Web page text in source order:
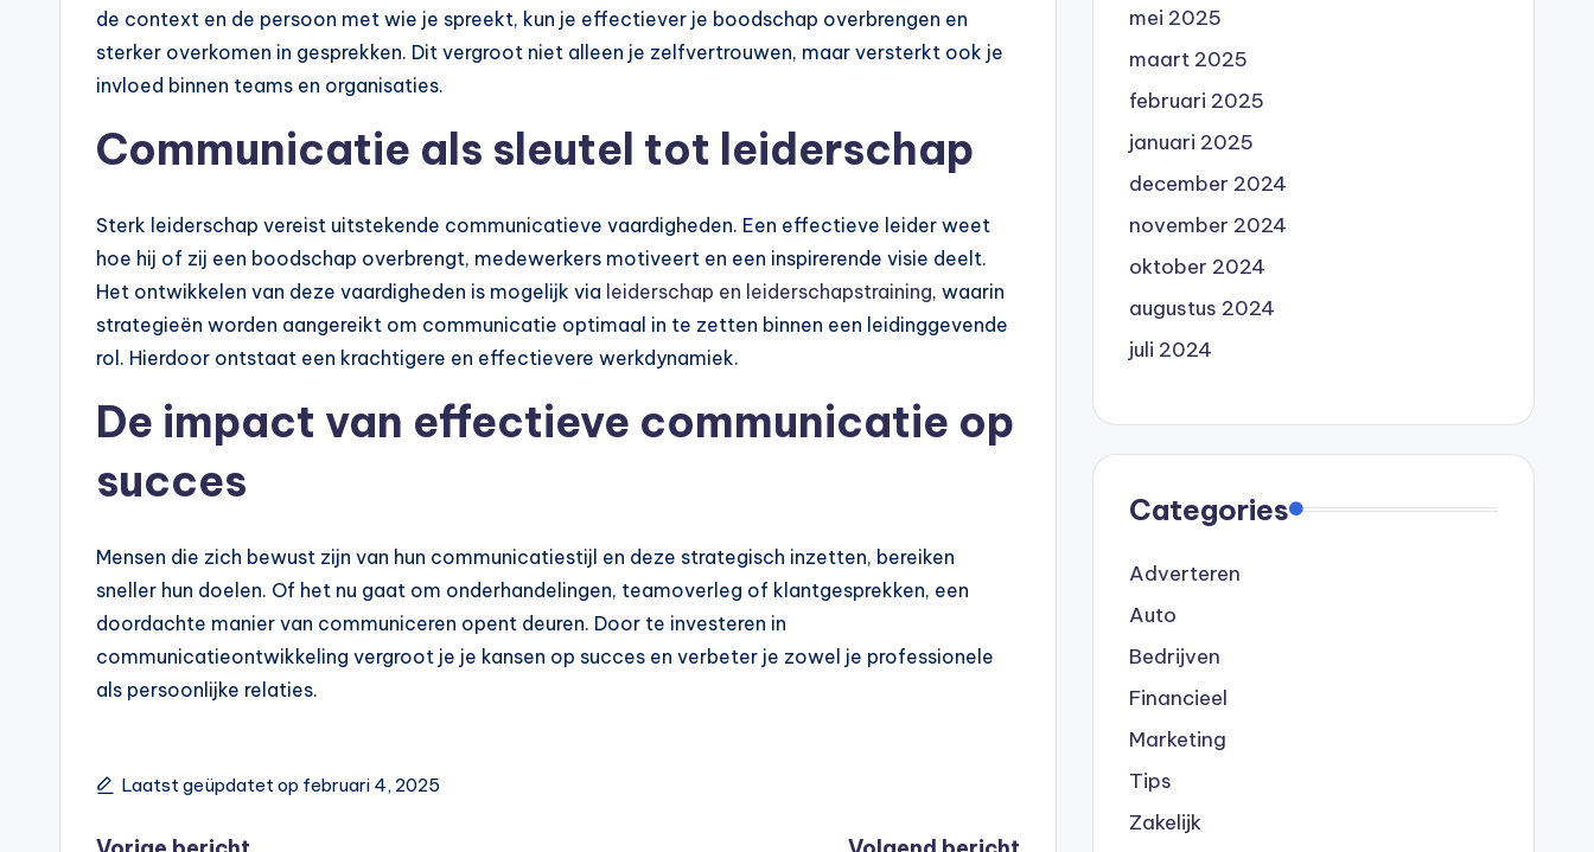
de context en de persoon met wie je spreekt, kun je effectiever je boodschap overbrengen en
sterker overkomen in gesprekken. Dit vergroot niet alleen je zelfvertrouwen, maar versterkt ook je
invloed binnen teams en organisaties.
Communicatie als sleutel tot leiderschap
Sterk leiderschap vereist uitstekende communicatieve vaardigheden. Een effectieve leider weet
hoe hij of zij een boodschap overbrengt, medewerkers motiveert en een inspirerende visie deelt.
Het ontwikkelen van deze vaardigheden is mogelijk via leiderschap en leiderschapstraining, waarin
strategieën worden aangereikt om communicatie optimaal in te zetten binnen een leidinggevende
rol. Hierdoor ontstaat een krachtigere en effectievere werkdynamiek.
De impact van effectieve communicatie op
succes
Mensen die zich bewust zijn van hun communicatiestijl en deze strategisch inzetten, bereiken
sneller hun doelen. Of het nu gaat om onderhandelingen, teamoverleg of klantgesprekken, een
doordachte manier van communiceren opent deuren. Door te investeren in
communicatieontwikkeling vergroot je je kansen op succes en verbeter je zowel je professionele
als persoonlijke relaties.
Laatst geüpdatet op februari 4, 2025
mei 2025
maart 2025
februari 2025
januari 2025
december 2024
november 2024
oktober 2024
augustus 2024
juli 2024
Categories
Adverteren
Auto
Bedrijven
Financieel
Marketing
Tips
Zakelijk